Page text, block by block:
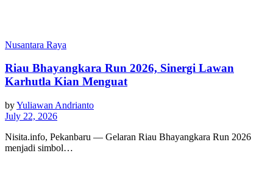
Nusantara Raya
Riau Bhayangkara Run 2026, Sinergi Lawan
Karhutla Kian Menguat
byYuliawan Andrianto
July 22, 2026
Nisita.info, Pekanbaru — Gelaran Riau Bhayangkara Run 2026
menjadi simbol…